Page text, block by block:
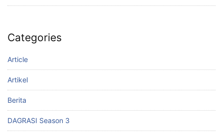
Categories
Article
Artikel
Berita
DAGRASI Season 3